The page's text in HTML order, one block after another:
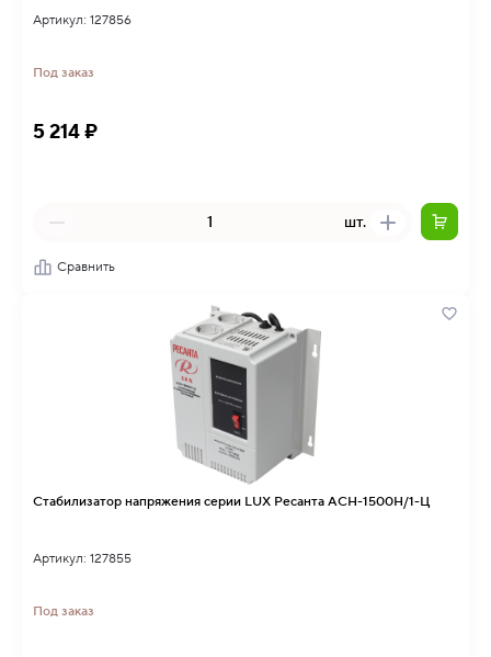
Артикул: 127856
Под заказ
5 214 ₽
шт.
Сравнить
Стабилизатор напряжения серии LUX Ресанта АСН-1500Н/1-Ц
Артикул: 127855
Под заказ